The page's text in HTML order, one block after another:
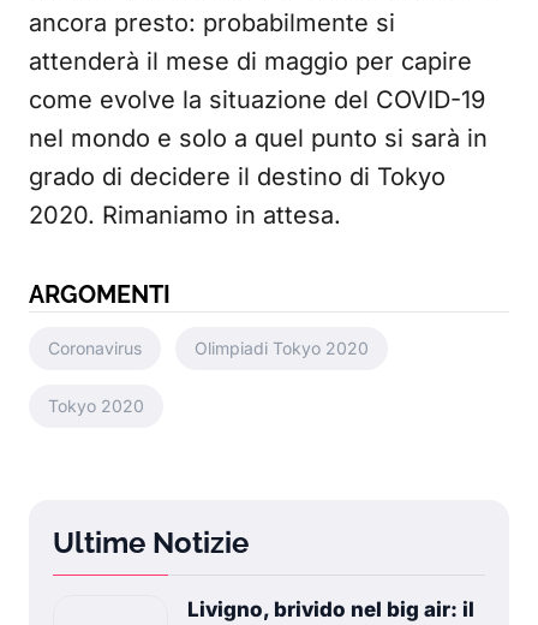
ancora presto: probabilmente si
attenderà il mese di maggio per capire
come evolve la situazione del COVID-19
nel mondo e solo a quel punto si sarà in
grado di decidere il destino di Tokyo
2020. Rimaniamo in attesa.
ARGOMENTI
Coronavirus Olimpiadi Tokyo 2020
Tokyo 2020
Ultime Notizie
Livigno, brivido nel big air: il